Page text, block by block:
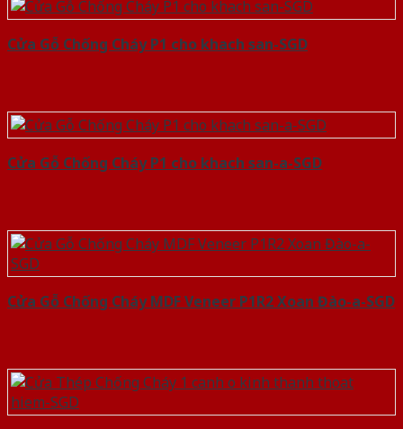
Cửa Gỗ Chống Cháy P1 cho khach san-SGD
Cửa Gỗ Chống Cháy P1 cho khach san-a-SGD
Cửa Gỗ Chống Cháy MDF Veneer P1R2 Xoan Đào-a-SGD